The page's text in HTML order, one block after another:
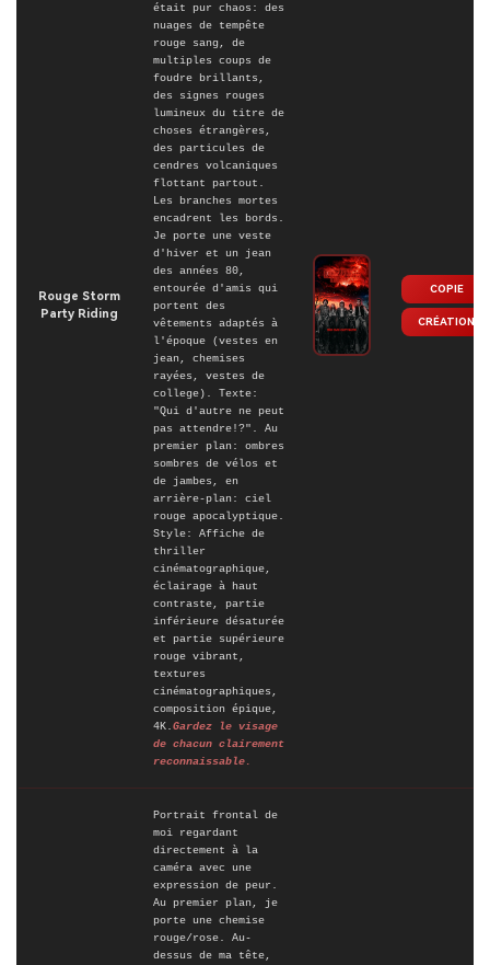
Rouge Storm
Party Riding
était pur chaos: des
nuages de tempête
rouge sang, de
multiples coups de
foudre brillants,
des signes rouges
lumineux du titre de
choses étrangères,
des particules de
cendres volcaniques
flottant partout.
Les branches mortes
encadrent les bords.
Je porte une veste
d'hiver et un jean
des années 80,
entourée d'amis qui
portent des
vêtements adaptés à
l'époque (vestes en
jean, chemises
rayées, vestes de
college). Texte:
"Qui d'autre ne peut
pas attendre!?". Au
premier plan: ombres
sombres de vélos et
de jambes, en
arrière-plan: ciel
rouge apocalyptique.
Style: Affiche de
thriller
cinématographique,
éclairage à haut
contraste, partie
inférieure désaturée
et partie supérieure
rouge vibrant,
textures
cinématographiques,
composition épique,
4K.Gardez le visage
de chacun clairement
reconnaissable.
COPIE
CRÉATION
Portrait frontal de
moi regardant
directement à la
caméra avec une
expression de peur.
Au premier plan, je
porte une chemise
rouge/rose. Au-
dessus de ma tête,